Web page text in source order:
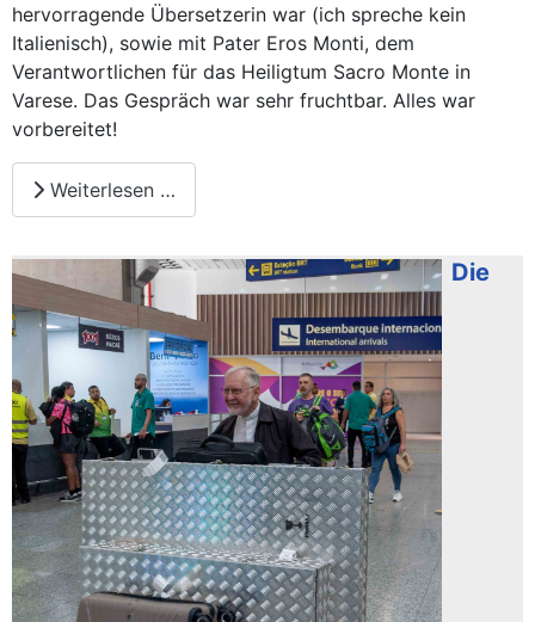
hervorragende Übersetzerin war (ich spreche kein
Italienisch), sowie mit Pater Eros Monti, dem
Verantwortlichen für das Heiligtum Sacro Monte in
Varese. Das Gespräch war sehr fruchtbar. Alles war
vorbereitet!
Weiterlesen …
Die